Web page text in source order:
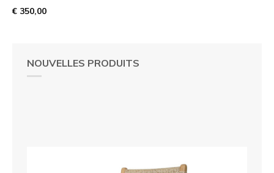
NOUVELLES PRODUITS
€ 350,00